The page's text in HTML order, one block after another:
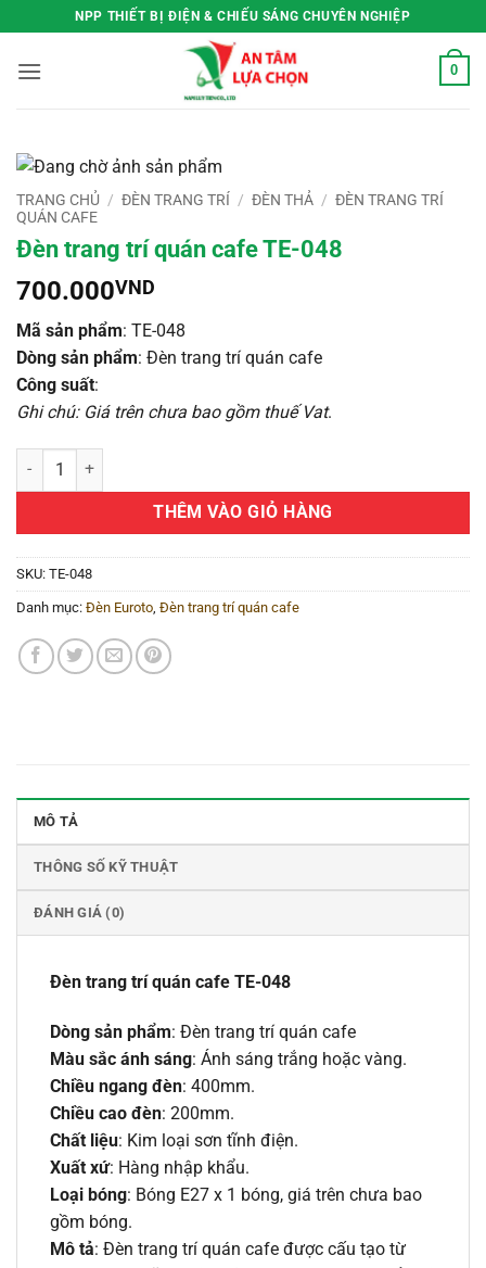
qua
nội
NPP THIẾT BỊ ĐIỆN & CHIẾU SÁNG CHUYÊN NGHIỆP
0
TRANG CHỦ / ĐÈN TRANG TRÍ / ĐÈN THẢ / ĐÈN TRANG TRÍ
QUÁN CAFE
Đèn trang trí quán cafe TE-048
700.000VND
Mã sản phẩm: TE-048
Dòng sản phẩm: Đèn trang trí quán cafe
Công suất:
Ghi chú: Giá trên chưa bao gồm thuế Vat.
Đèn trang trí quán cafe TE-048 số lượng
THÊM VÀO GIỎ HÀNG
SKU: TE-048
Danh mục: Đèn Euroto Đèn trang trí quán cafe
MÔ TẢ
THÔNG SỐ KỸ THUẬT
ĐÁNH GIÁ (0)
Đèn trang trí quán cafe TE-048
Dòng sản phẩm: Đèn trang trí quán cafe
Màu sắc ánh sáng: Ánh sáng trắng hoặc vàng.
Chiều ngang đèn: 400mm.
Chiều cao đèn: 200mm.
Chất liệu: Kim loại sơn tĩnh điện.
Xuất xứ: Hàng nhập khẩu.
Loại bóng: Bóng E27 x 1 bóng, giá trên chưa bao
gồm bóng.
Mô tả: Đèn trang trí quán cafe được cấu tạo từ